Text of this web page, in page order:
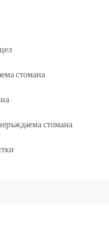
стомана
стомана